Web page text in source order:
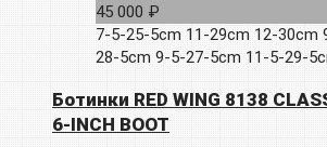
45 000 ₽
7-5-25-5cm 11-29cm 12-30cm
28-5cm 9-5-27-5cm 11-5-29-
Ботинки RED WING 8138
6-INCH BOOT